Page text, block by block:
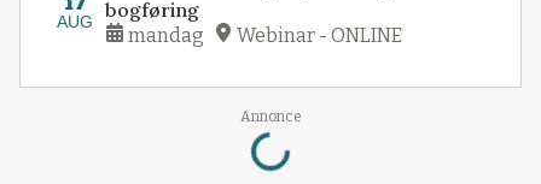
AUG
bogføring
mandag Webinar - ONLINE
Annonce
Loading...